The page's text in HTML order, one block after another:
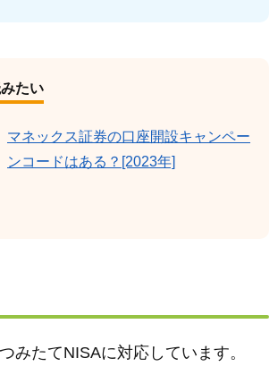
たい
マネックス証券の口座開設キャンペー
ンコードはある？[2023年]
みたてNISAに対応しています。